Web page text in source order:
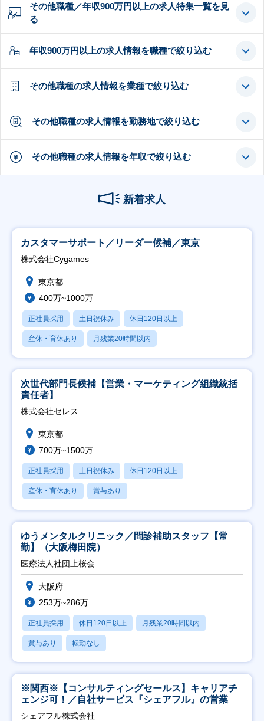
その他職種／年収900万円以上の求人特集一覧を見
る
年収900万円以上の求人情報を職種で絞り込む
その他職種の求人情報を業種で絞り込む
その他職種の求人情報を勤務地で絞り込む
その他職種の求人情報を年収で絞り込む
新着求人
カスタマーサポート／リーダー候補／東京
株式会社Cygames
東京都
400万~1000万
正社員採用 土日祝休み 休日120日以上
産休・育休あり 月残業20時間以内
次世代部門長候補【営業・マーケティング組織統括
責任者】
株式会社セレス
東京都
700万~1500万
正社員採用 土日祝休み 休日120日以上
産休・育休あり 賞与あり
ゆうメンタルクリニック／問診補助スタッフ【常
勤】（大阪梅田院）
医療法人社団上桜会
大阪府
253万~286万
正社員採用 休日120日以上 月残業20時間以内
賞与あり 転勤なし
※関西※【コンサルティングセールス】キャリアチ
ェンジ可！／自社サービス『シェアフル』の営業
シェアフル株式会社